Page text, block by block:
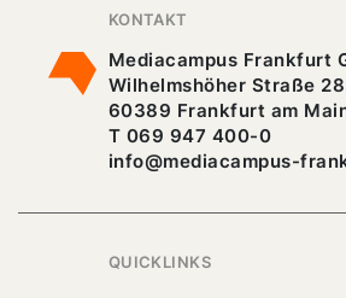
KONTAKT
Mediacampus Frankfurt
Wilhelmshöher Straße
60389 Frankfurt am
T 069 947 400-0
info@mediacampus-
QUICKLINKS